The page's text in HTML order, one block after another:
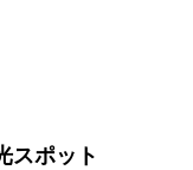
スポット